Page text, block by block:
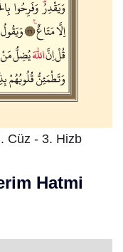
Cüz - 3. Hizb
Hatmi